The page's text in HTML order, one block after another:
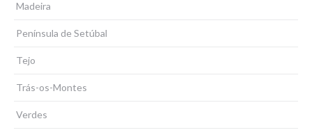
Madeira
Península de Setúbal
Tejo
Trás-os-Montes
Verdes